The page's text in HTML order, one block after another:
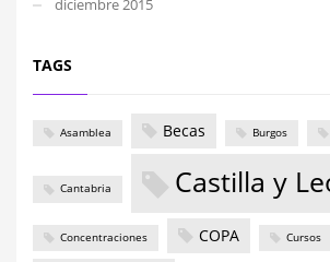
TAGS
Asamblea Becas Burgos
Cantabria Castilla y
Concentraciones COPA Cursos